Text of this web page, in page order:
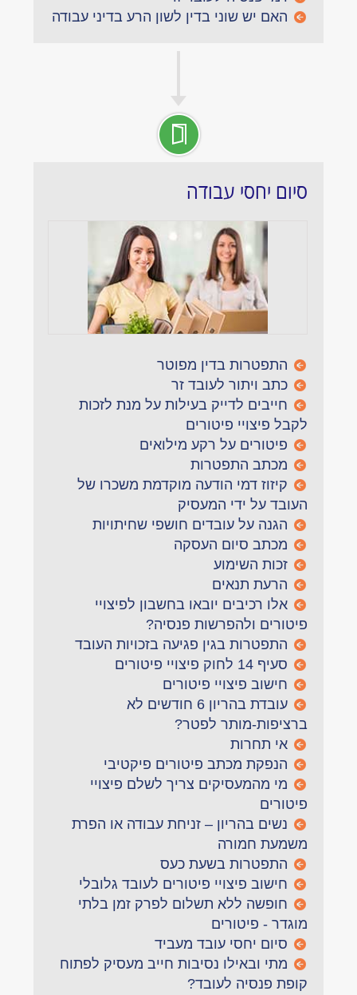
האם יש שוני בדין לשון הרע בדיני עבודה
סיום יחסי עבודה
התפטרות בדין מפוטר
כתב ויתור לעובד זר
חייבים לדייק בעילות על מנת לזכות
לקבל פיצויי פיטורים
פיטורים על רקע מילואים
מכתב התפטרות
קיזוז דמי הודעה מוקדמת משכרו של
העובד על ידי המעסיק
הגנה על עובדים חושפי שחיתויות
מכתב סיום העסקה
זכות השימוע
הרעת תנאים
אלו רכיבים יובאו בחשבון לפיצויי
פיטורים ולהפרשות פנסיה?
התפטרות בגין פגיעה בזכויות העובד
סעיף 14 לחוק פיצויי פיטורים
חישוב פיצויי פיטורים
עובדת בהריון 6 חודשים לא
ברציפות-מותר לפטר?
אי תחרות
הנפקת מכתב פיטורים פיקטיבי
מי מהמעסיקים צריך לשלם פיצויי
פיטורים
נשים בהריון – זניחת עבודה או הפרת
משמעת חמורה
התפטרות בשעת כעס
חישוב פיצויי פיטורים לעובד גלובלי
חופשה ללא תשלום לפרק זמן בלתי
מוגדר - פיטורים
סיום יחסי עובד מעביד
מתי ובאילו נסיבות חייב מעסיק לפתוח
קופת פנסיה לעובד?